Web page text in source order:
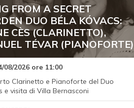
FROM A SECRET
DUO BÉLA KÓVACS:
CÈS (CLARINETTO),
TÉVAR (PIANOFORTE)
08/2026 ore 11:00
Clarinetto e Pianoforte del Duo
e visita di Villa Bernasconi